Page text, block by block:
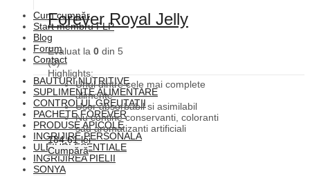
Forever Royal Jelly
Evaluat la 0 din 5
(0)
Highlights:
Unul dintre cele mai complete
alimente
Usor absorbabil si asimilabil
Nu contine conservanti, coloranti
sau aromatizanti artificiali
184,61lei
Cumpără
Cum cumpăr
Start membru FLP
Blog
Forum
Contact
BAUTURI NUTRITIVE
SUPLIMENTE ALIMENTARE
CONTROLUL GREUTATII
PACHETE FOREVER
PRODUSE APICOLE
INGRIJIRE PERSONALA
ULEIURI ESENTIALE
INGRIJIREA PIELII
SONYA